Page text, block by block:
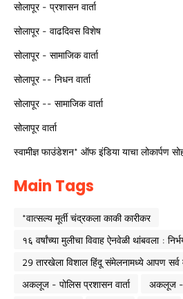
सोलापूर - प्रशासन वार्ता
सोलापूर - वाढदिवस विशेष
सोलापूर - सामाजिक वार्ता
सोलापूर -- निधन वार्ता
सोलापूर -- सामाजिक वार्ता
सोलापूर वार्ता
स्वामीज्ञ फाउंडेशन* ऑफ इंडिया याचा लोकार्पण
Main Tags
*वात्सल्य मूर्ती चंद्रकला काकी कारीकर
१६ वर्षांच्या मुलीचा विवाह ऐनवेळी थांबवला :
29 तारखेला विशाल हिंदू संमेलनामध्ये आपण सर्व
अकलूज - पोलिस प्रशासन वार्ता
अकलूज -